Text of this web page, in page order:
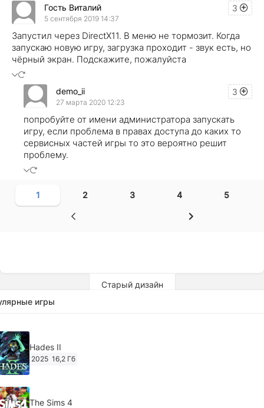
3
Гость Виталий
5 сентября 2019 14:37
Запустил через DirectX11. В меню не тормозит. Когда
запускаю новую игру, загрузка проходит - звук есть, но
чёрный экран. Подскажите, пожалуйста
3
demo_ii
27 марта 2020 12:23
попробуйте от имени администратора запускать
игру, если проблема в правах доступа до каких то
сервисных частей игры то это вероятно решит
проблему.
1 2 3 4 5
Старый дизайн
игры
Hades II
2025 16,2 Гб
The Sims 4